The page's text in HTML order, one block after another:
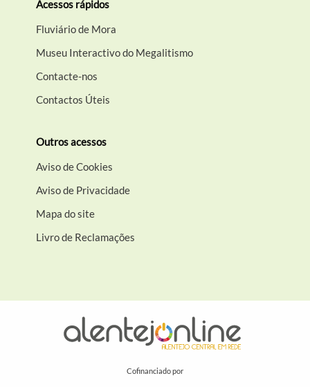
Filtros
Acessos rápidos
Fluviário de Mora
Museu Interactivo do Megalitismo
Contacte-nos
Contactos Úteis
Outros acessos
Aviso de Cookies
Aviso de Privacidade
Mapa do site
Livro de Reclamações
Cofinanciado por